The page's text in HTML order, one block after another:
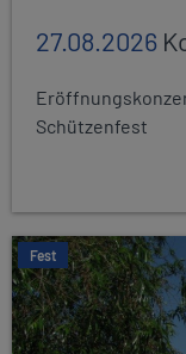
27.08.2026
Schützenfest
Fest